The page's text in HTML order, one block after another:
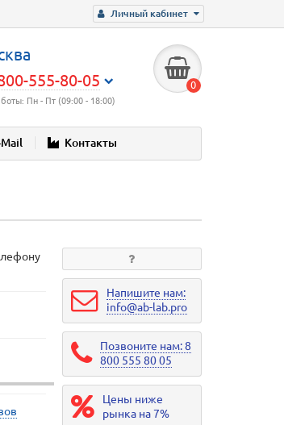
Личный кабинет
555-80-05
Пн - Пт (09:00 - 18:00)
0
Mail Контакты
Напишите нам:
info@ab-lab.pro
Позвоните нам: 8
800 555 80 05
Цены ниже
рынка на 7%